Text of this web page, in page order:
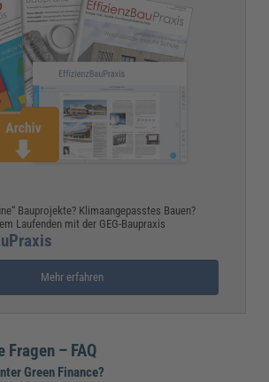
Bauprojekte? Klimaangepasstes Bauen?
Laufenden mit der GEG-Baupraxis
Mehr erfahren
– FAQ
Green Finance?